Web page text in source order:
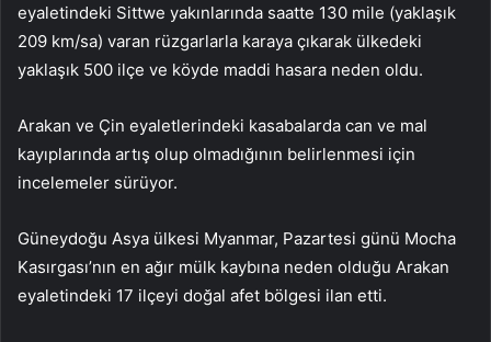
eyaletindeki Sittwe yakınlarında saatte 130 mile (yaklaşık
209 km/sa) varan rüzgarlarla karaya çıkarak ülkedeki
yaklaşık 500 ilçe ve köyde maddi hasara neden oldu.
Arakan ve Çin eyaletlerindeki kasabalarda can ve mal
kayıplarında artış olup olmadığının belirlenmesi için
incelemeler sürüyor.
Güneydoğu Asya ülkesi Myanmar, Pazartesi günü Mocha
Kasırgası’nın en ağır mülk kaybına neden olduğu Arakan
eyaletindeki 17 ilçeyi doğal afet bölgesi ilan etti.